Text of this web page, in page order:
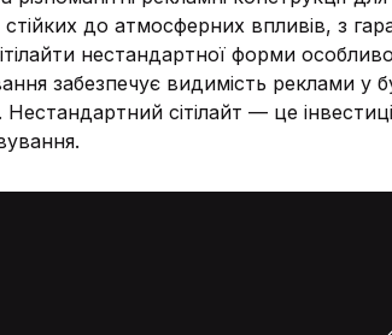
стійких до атмосферних впливів, з
нестандартної форми
забезпечує видимість реклами у
сітілайт — це